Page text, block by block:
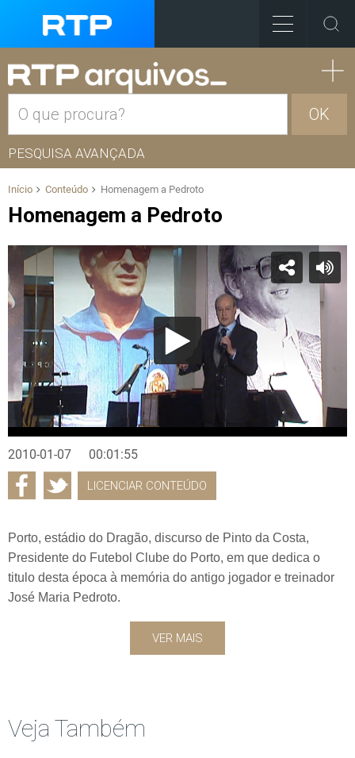
OK
PESQUISA AVANÇADA
Início Conteúdo Homenagem a Pedroto
Homenagem a Pedroto
2010-01-07 00:01:55
LICENCIAR CONTEÚDO
Porto, estádio do Dragão, discurso de Pinto da Costa,
Presidente do Futebol Clube do Porto, em que dedica o
titulo desta época à memória do antigo jogador e treinador
José Maria Pedroto.
VER MAIS
Veja Também